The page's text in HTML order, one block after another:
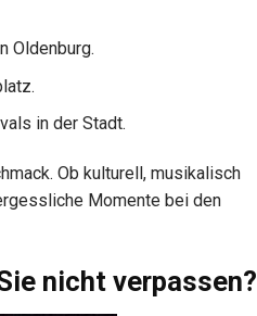
Oldenburg.
in der Stadt.
Ob kulturell, musikalisch
Momente bei den
nicht verpassen?